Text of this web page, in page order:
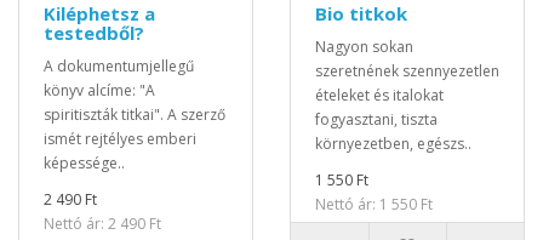
Kiléphetsz a
testedből?
A dokumentumjellegű
könyv alcíme: "A
spiritiszták titkai". A szerző
ismét rejtélyes emberi
képessége..
2 490 Ft
Nettó ár: 2 490 Ft
Bio titkok
Nagyon sokan
szeretnének szennyezetlen
ételeket és italokat
fogyasztani, tiszta
környezetben, egészs..
1 550 Ft
Nettó ár: 1 550 Ft